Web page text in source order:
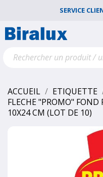
SERVICE
ACCUEIL ETIQUETTE
FLECHE "PROMO" FOND
10X24 CM (LOT DE 10)